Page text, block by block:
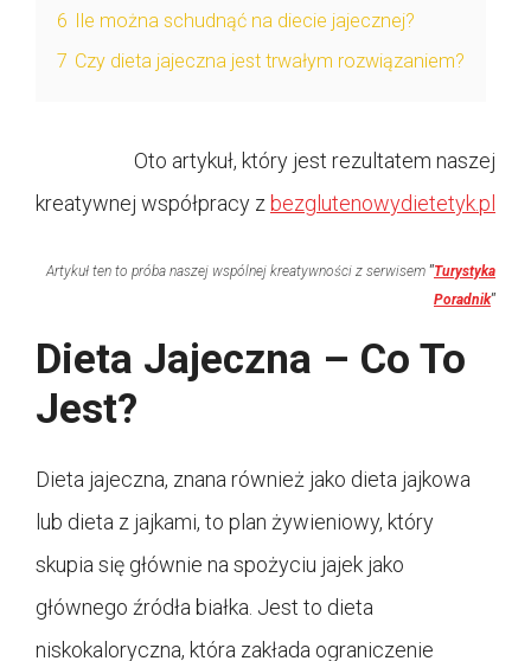
6 Ile można schudnąć na diecie jajecznej?
7 Czy dieta jajeczna jest trwałym rozwiązaniem?
Oto artykuł, który jest rezultatem naszej
kreatywnej współpracy z bezglutenowydietetyk.pl
Artykuł ten to próba naszej wspólnej kreatywności z serwisem "Turystyka
Poradnik"
Dieta Jajeczna – Co To
Jest?
Dieta jajeczna, znana również jako dieta jajkowa
lub dieta z jajkami, to plan żywieniowy, który
skupia się głównie na spożyciu jajek jako
głównego źródła białka. Jest to dieta
niskokaloryczna, która zakłada ograniczenie